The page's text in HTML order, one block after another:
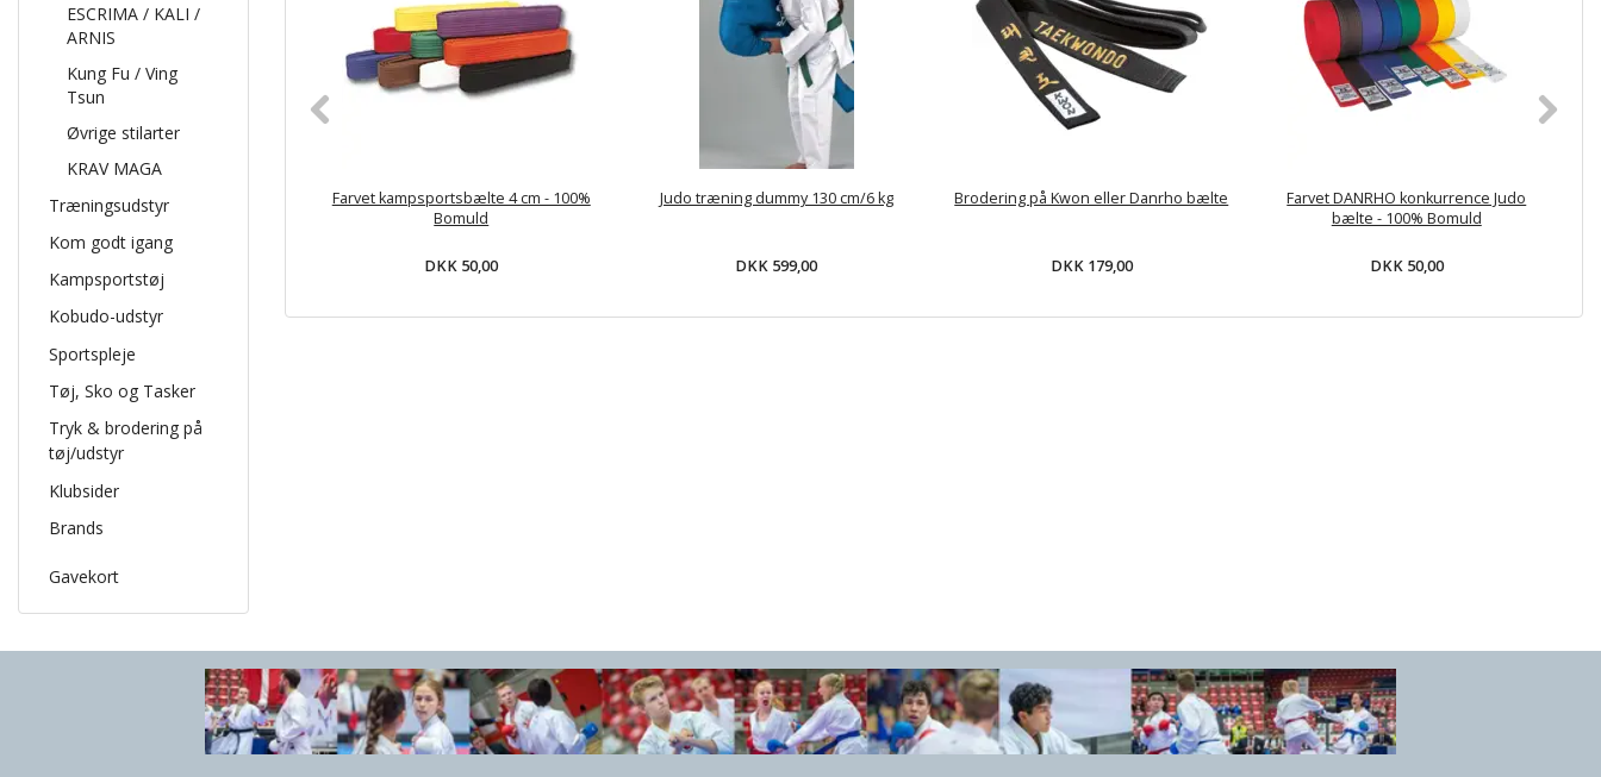
ESCRIMA / KALI /
ARNIS
Kung Fu / Ving
Tsun
Øvrige stilarter
KRAV MAGA
Træningsudstyr
Kom godt igang
Kampsportstøj
Kobudo-udstyr
Sportspleje
Tøj, Sko og Tasker
Tryk & brodering på
tøj/udstyr
Klubsider
Brands
Gavekort
Farvet kampsportsbælte 4 cm - 100%
Bomuld
DKK 50,00
Judo træning dummy 130 cm/6 kg
DKK 599,00
Brodering på Kwon eller Danrho bælte
DKK 179,00
Farvet DANRHO konkurrence Judo
bælte - 100% Bomuld
DKK 50,00